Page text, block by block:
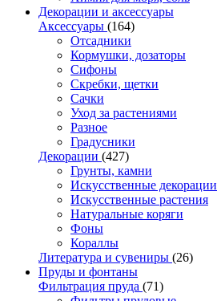
Декорации и аксессуары
Аксессуары (164)
Отсадники
Кормушки, дозаторы
Сифоны
Скребки, щетки
Сачки
Уход за растениями
Разное
Градусники
Декорации (427)
Грунты, камни
Искусственные декорации
Искусственные растения
Натуральные коряги
Фоны
Кораллы
Литература и сувениры (26)
Пруды и фонтаны
Фильтрация пруда (71)